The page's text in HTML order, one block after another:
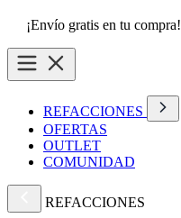
¡Envío gratis en tu compra!
REFACCIONES
OFERTAS
OUTLET
COMUNIDAD
REFACCIONES